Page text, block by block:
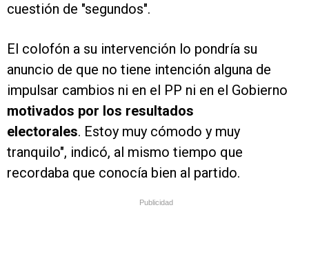
cuestión de "segundos".
El colofón a su intervención lo pondría su
anuncio de que no tiene intención alguna de
impulsar cambios ni en el PP ni en el Gobierno
motivados por los resultados
electorales. Estoy muy cómodo y muy
tranquilo", indicó, al mismo tiempo que
recordaba que conocía bien al partido.
Publicidad